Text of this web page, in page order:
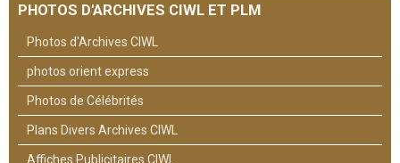
PHOTOS D'ARCHIVES CIWL ET PLM
Photos d'Archives CIWL
photos orient express
Photos de Célébrités
Plans Divers Archives CIWL
Affiches Publicitaires CIWL